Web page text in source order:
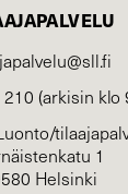
210 (arkisin klo
1
Helsinki